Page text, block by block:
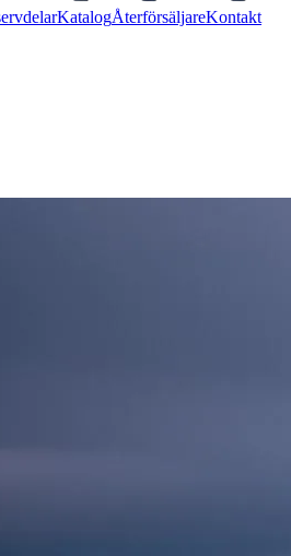
KatalogÅterförsäljareKontakt